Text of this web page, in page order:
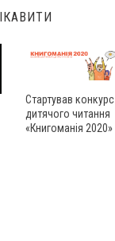
Стартував конкурс
дитячого читання
«Книгоманія 2020»